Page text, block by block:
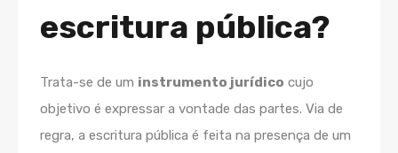
escritura pública?
Trata-se de um instrumento jurídico cujo
objetivo é expressar a vontade das partes. Via de
regra, a escritura pública é feita na presença de um